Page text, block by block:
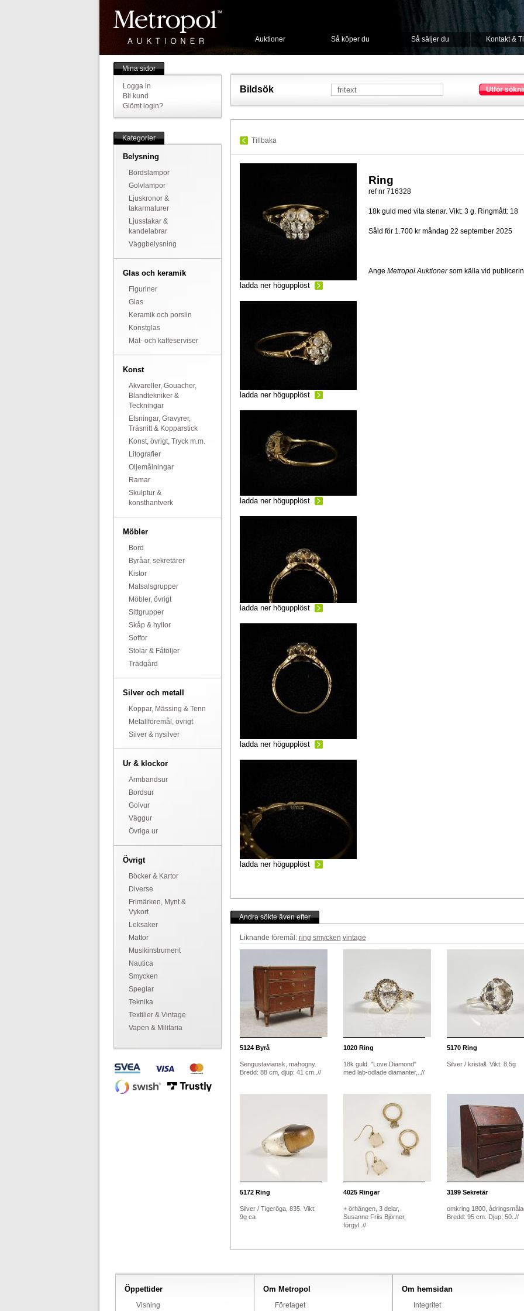
Auktioner Så köper du Så säljer du Kontakt &
Mina sidor
Logga in
Bli kund
Glömt login?
Kategorier
Belysning
Bordslampor
Golvlampor
Ljuskronor &
takarmaturer
Ljusstakar &
kandelabrar
Väggbelysning
Glas och keramik
Figuriner
Glas
Keramik och porslin
Konstglas
Mat- och kaffeserviser
Konst
Akvareller, Gouacher,
Blandtekniker &
Teckningar
Etsningar, Gravyrer,
Träsnitt & Kopparstick
Konst, övrigt, Tryck m.m.
Litografier
Oljemålningar
Ramar
Skulptur &
konsthantverk
Möbler
Bord
Byråar, sekretärer
Kistor
Matsalsgrupper
Möbler, övrigt
Sittgrupper
Skåp & hyllor
Soffor
Stolar & Fåtöljer
Trädgård
Silver och metall
Koppar, Mässing & Tenn
Metallföremål, övrigt
Silver & nysilver
Ur & klockor
Armbandsur
Bordsur
Golvur
Väggur
Övriga ur
Övrigt
Böcker & Kartor
Diverse
Frimärken, Mynt &
Vykort
Leksaker
Mattor
Musikinstrument
Nautica
Smycken
Speglar
Teknika
Textilier & Vintage
Vapen & Militaria
Bildsök Utför
Tillbaka
ladda ner högupplöst
ladda ner högupplöst
ladda ner högupplöst
ladda ner högupplöst
ladda ner högupplöst
ladda ner högupplöst
Ring
ref nr 716328
18k guld med vita stenar. Vikt: 3 g. Ringmått: 18
Såld för 1.700 krmåndag 22 september 2025
Ange Metropol Auktionersom källa vid
Andra sökte även efter
Liknande föremål: ring smycken vintage
5124Byrå
Sengustaviansk, mahogny.
Bredd: 88 cm, djup: 41 cm..//
1020Ring
18k guld. "Love Diamond"
med lab-odlade diamanter,..//
5170Ring
Silver / kristall. Vikt: 8,5g
5172Ring
Silver / Tigeröga, 835. Vikt:
9g ca
4025Ringar
+ örhängen, 3 delar,
Susanne Friis Björner,
förgyl..//
3199Sekretär
omkring 1800,
Bredd: 95 cm. Djup: 50..//
Öppettider
Visning
Om Metropol
Företaget
Om hemsidan
Integritet